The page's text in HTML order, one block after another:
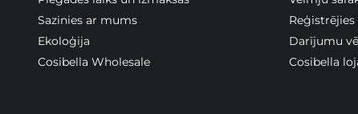
Sazinies ar mums
Ekoloģija
Cosibella Wholesale
Reģistrējies
Darījumu
Cosibella